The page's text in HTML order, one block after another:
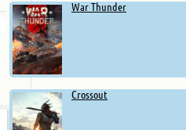
War Thunder
Crossout